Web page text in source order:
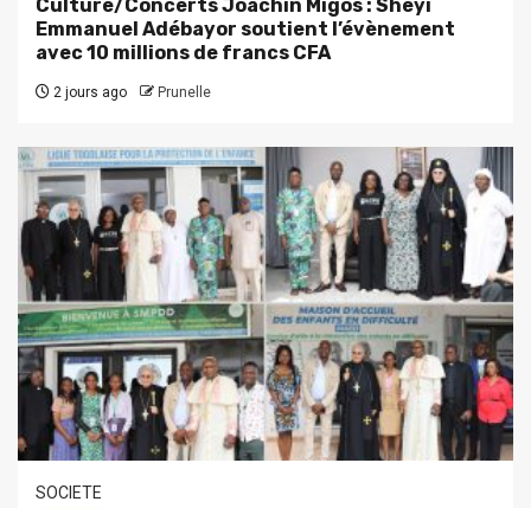
Culture/Concerts Joachin Migos : Sheyi
Emmanuel Adébayor soutient l’évènement
avec 10 millions de francs CFA
2 jours ago Prunelle
SOCIETE